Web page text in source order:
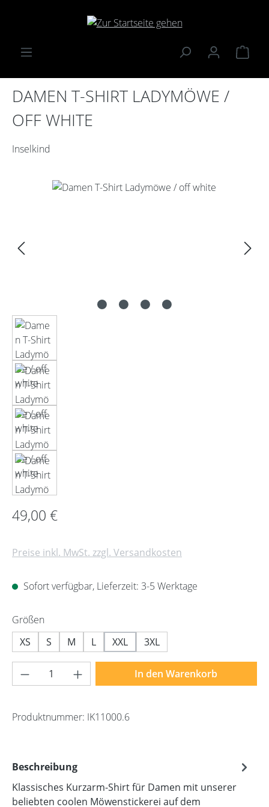
Zum Hauptinhalt springen
DAMEN T-SHIRT LADYMÖWE /
OFF WHITE
Inselkind
Bildergalerie überspringen
Regulärer Preis:
49,00 €
Preise inkl. MwSt. zzgl. Versandkosten
Sofort verfügbar, Lieferzeit: 3-5 Werktage
Größenauswählen
XS
S M L XXL 3XL
Produkt Anzahl: Gib den gewünschten
In den Warenkorb
Produktnummer: IK11000.6
Beschreibung
Klassisches Kurzarm-Shirt für Damen mit unserer
beliebten coolen Möwenstickerei auf dem